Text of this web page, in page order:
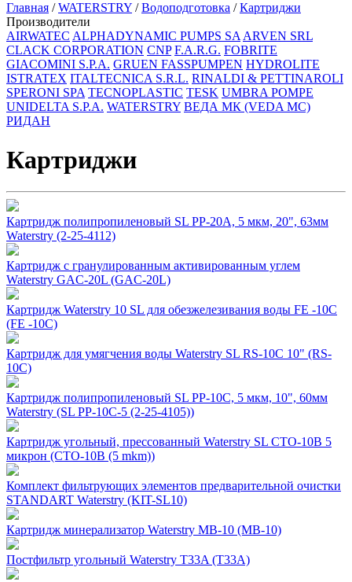
Главная /WATERSTRY /Водоподготовка /Картриджи
Производители
AIRWATEC ALPHADYNAMIC PUMPS SAARVEN SRL
CLACK CORPORATION CNP F.A.R.G. FOBRITE
GIACOMINI S.P.A. GRUEN FASSPUMPEN HYDROLITE
ISTRATEX ITALTECNICA S.R.L. RINALDI & PETTINAROLI
SPERONI SPA TECNOPLASTIC TESK UMBRA POMPE
UNIDELTA S.P.A. WATERSTRY ВЕДА МК (VEDA MC)
РИДАН
Картриджи
Картридж полипропиленовый SL PP-20A, 5 мкм, 20", 63мм
Waterstry (2-25-4112)
Картридж с гранулированным активированным углем
Waterstry GAC-20L (GAC-20L)
Картридж Waterstry 10 SL для обезжелезивания воды FE -10C
(FE -10C)
Картридж для умягчения воды Waterstry SL RS-10C 10" (RS-
10C)
Картридж полипропиленовый SL PP-10C, 5 мкм, 10", 60мм
Waterstry (SL PP-10C-5 (2-25-4105))
Картридж угольный, прессованный Waterstry SL CTO-10B 5
микрон (CTO-10B (5 mkm))
Комплект фильтрующих элементов предварительной очистки
STANDART Waterstry (KIT-SL10)
Картридж минерализатор Waterstry MB-10 (MB-10)
Постфильтр угольный Waterstry T33A (T33A)